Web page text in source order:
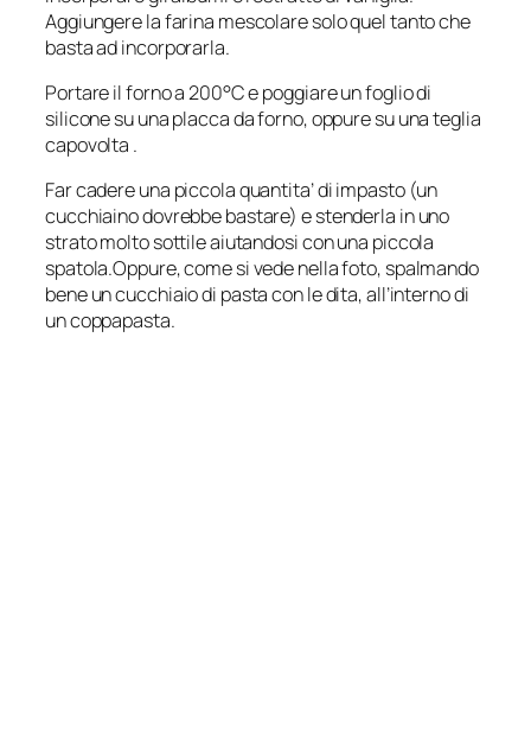
Aggiungere la farina mescolare solo quel tanto che
basta ad incorporarla.
Portare il forno a 200°C e poggiare un foglio di
silicone su una placca da forno, oppure su una teglia
capovolta .
Far cadere una piccola quantita’ di impasto (un
cucchiaino dovrebbe bastare) e stenderla in uno
strato molto sottile aiutandosi con una piccola
spatola.Oppure, come si vede nella foto, spalmando
bene un cucchiaio di pasta con le dita, all’interno di
un coppapasta.